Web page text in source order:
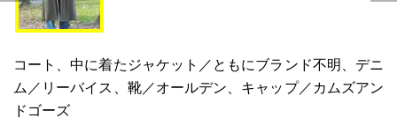
コート、中に着たジャケット／ともにブランド不明、デニ
ム／リーバイス、靴／オールデン、キャップ／カムズアン
ドゴーズ